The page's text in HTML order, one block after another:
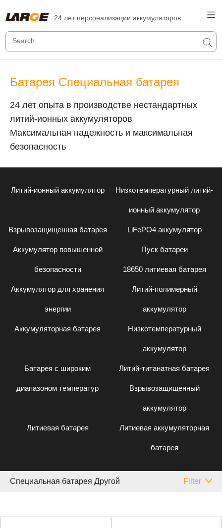
24 лет персонализации аккумуляторов
Батарея Специальная батарея
24 лет опыта в производстве нестандартных
литий-ионных аккумуляторов
Максимальная надежность и максимальная
безопасность
Литий-ионный аккумулятор Низкотемпературный литий-
ионный аккумулятор
Взрывозащищенная батарея LiFePO4 аккумулятор
Аккумулятор повышенной
безопасности
Пуск батареи
18650 литиевая батарея
Аккумулятор для хранения
энергии
Литий-полимерный
аккумулятор
Аккумуляторная батарея Низкотемпературный
аккумулятор
Батарея с широким
диапазоном температур
Литий-титанатная батарея
Взрывозащищенный
аккумулятор
Литиевая батарея Литиевая аккумуляторная
батарея
Специальная батарея Другой Filter